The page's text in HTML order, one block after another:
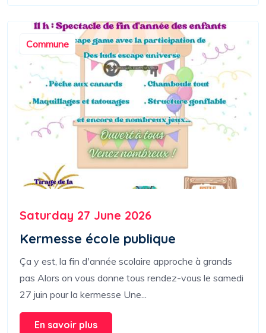
Commune
Saturday 27 June 2026
Kermesse école publique
Ça y est, la fin d'année scolaire approche à grands
pas Alors on vous donne tous rendez-vous le samedi
27 juin pour la kermesse Une...
En savoir plus